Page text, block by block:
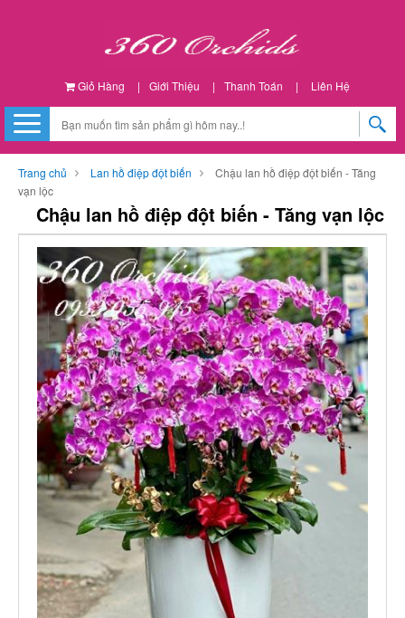
Giỏ Hàng | Giới Thiệu | Thanh Toán | Liên Hệ
Trang chủ Lan hồ điệp đột biến
Chậu lan hồ điệp đột biến - Tăng
vạn lộc
Chậu lan hồ điệp đột biến - Tăng vạn lộc